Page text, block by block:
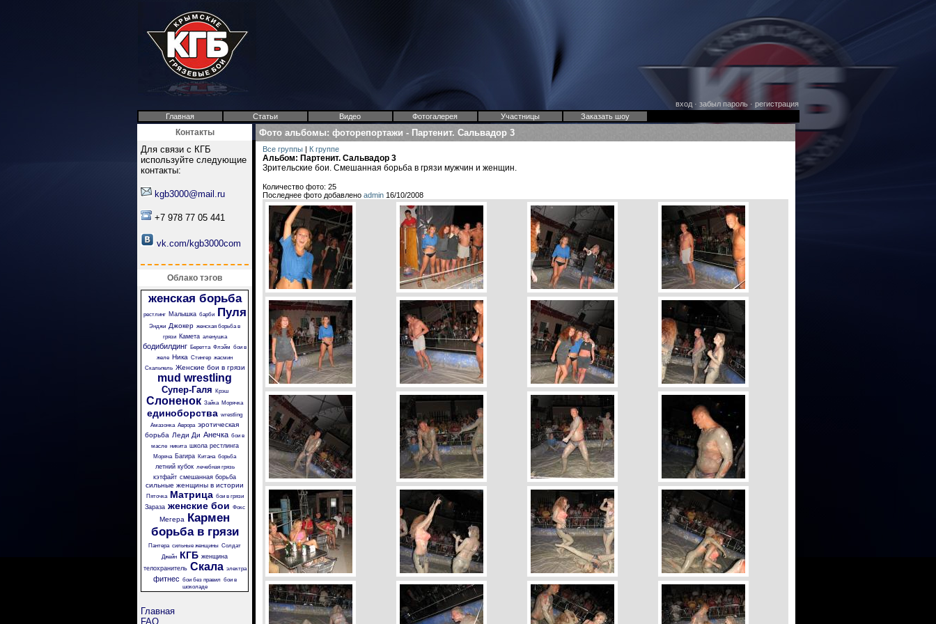
вход· забыл пароль· регистрация
Главная
Статьи Видео Фотогалерея Участницы Заказать шоу
Контакты
Для связи с КГБ
используйте следующие
контакты:
kgb3000@mail.ru
+7 978 77 05 441
vk.com/kgb3000com
Облако тэгов
женская борьба
рестлинг Малышка барби Пуля
Энджи Джокер женская борьба в
грязи
Камета аленушка
бодибилдинг Беретта Флэйм бои в
желе Ника Стингер жасмин
Скальпель Женские бои в грязи
mud wrestling
Супер-Галя Крэш
Слоненок Зайка Морячка
единоборства wrestling
Амазонка Аврора эротическая
борьба Леди Ди Анечка бои в
масле никита школа рестлинга
Моряча Багира Китана борьба
летний кубок лечебная грязь
кэтфайт смешанная борьба
сильные женщины в истории
Пяточка Матрица бои в грязи
Зараза женские бои Фокс
Мегера Кармен
борьба в грязи
Пантера сильные женщины Солдат
Джейн КГБ женщина
телохранитель Скала электра
фитнес бои без правил бои в
шоколаде
Главная
FAQ
Фото альбомы: фоторепортажи - Партенит. Сальвадор 3
Все группы | К группе
Альбом: Партенит. Сальвадор 3
Зрительские бои. Смешанная борьба в грязи мужчин и женщин.
Количество фото: 25
Последнее фото добавлено admin 16/10/2008